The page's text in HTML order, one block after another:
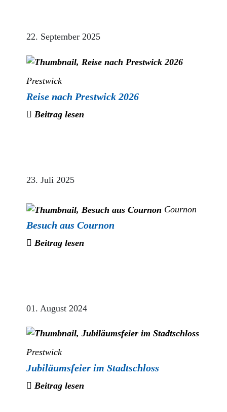
22. September 2025
Prestwick
Reise nach Prestwick 2026
Beitrag lesen
23. Juli 2025
Cournon
Besuch aus Cournon
Beitrag lesen
01. August 2024
Prestwick
Jubiläumsfeier im Stadtschloss
Beitrag lesen